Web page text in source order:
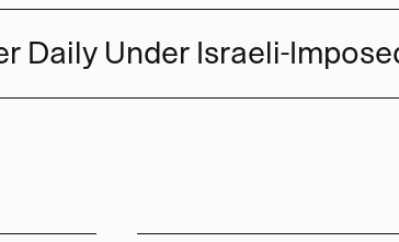
Daily Under Israeli-